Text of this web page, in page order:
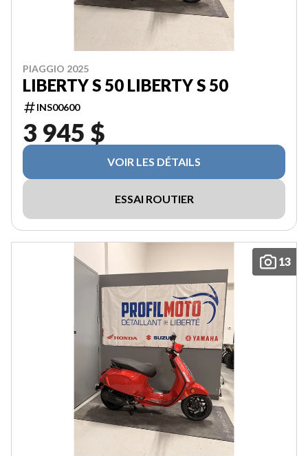
PIAGGIO 2025
LIBERTY S 50 LIBERTY S 50
INS00600
3 945 $
VOIR LES DÉTAILS
ESSAI ROUTIER
13